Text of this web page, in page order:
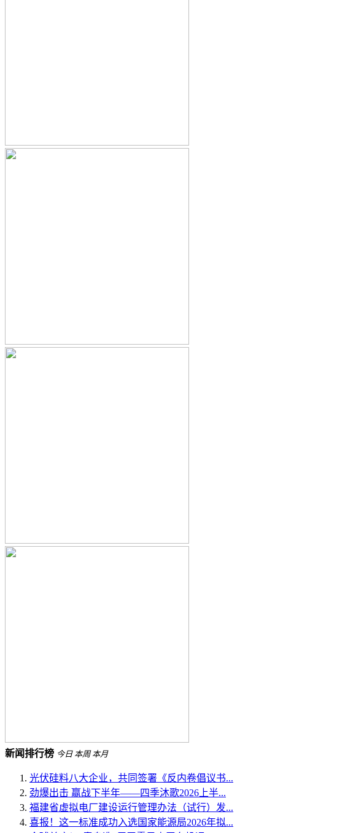
新闻排行榜 今日 本周 本月
光伏硅料八大企业，共同签署《反内卷倡议书...
劲爆出击 赢战下半年——四季沐歌2026上半...
福建省虚拟电厂建设运行管理办法（试行）发...
喜报！这一标准成功入选国家能源局2026年拟...